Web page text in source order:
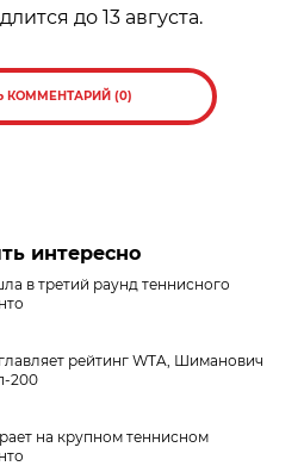
до 13 августа.
КОММЕНТАРИЙ (0)
интересно
в третий раунд теннисного
рейтинг WTA, Шиманович
200
на крупном теннисном